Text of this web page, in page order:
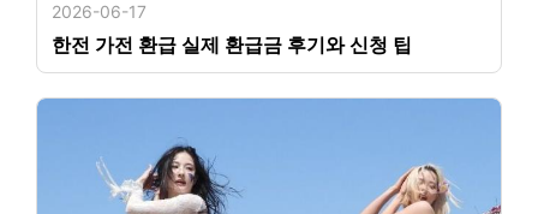
2026-06-17
한전 가전 환급 실제 환급금 후기와 신청 팁